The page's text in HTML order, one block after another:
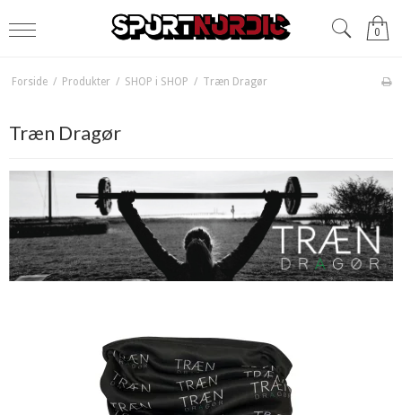
0
Forside / Produkter / SHOP i SHOP / Træn Dragør
Træn Dragør